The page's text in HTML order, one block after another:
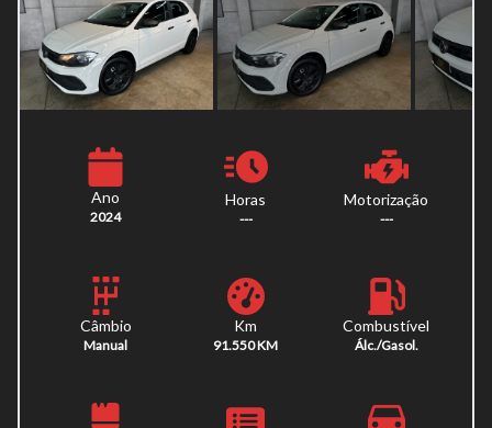
Ano
2024
Horas
---
Motorização
---
Câmbio
Manual
Km
91.550 KM
Combustível
Álc./Gasol.